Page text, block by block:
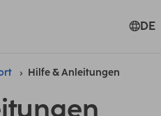
DE
Hilfe & Anleitungen